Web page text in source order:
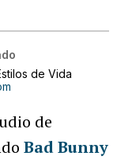
de Vida
de
Bad Bunny